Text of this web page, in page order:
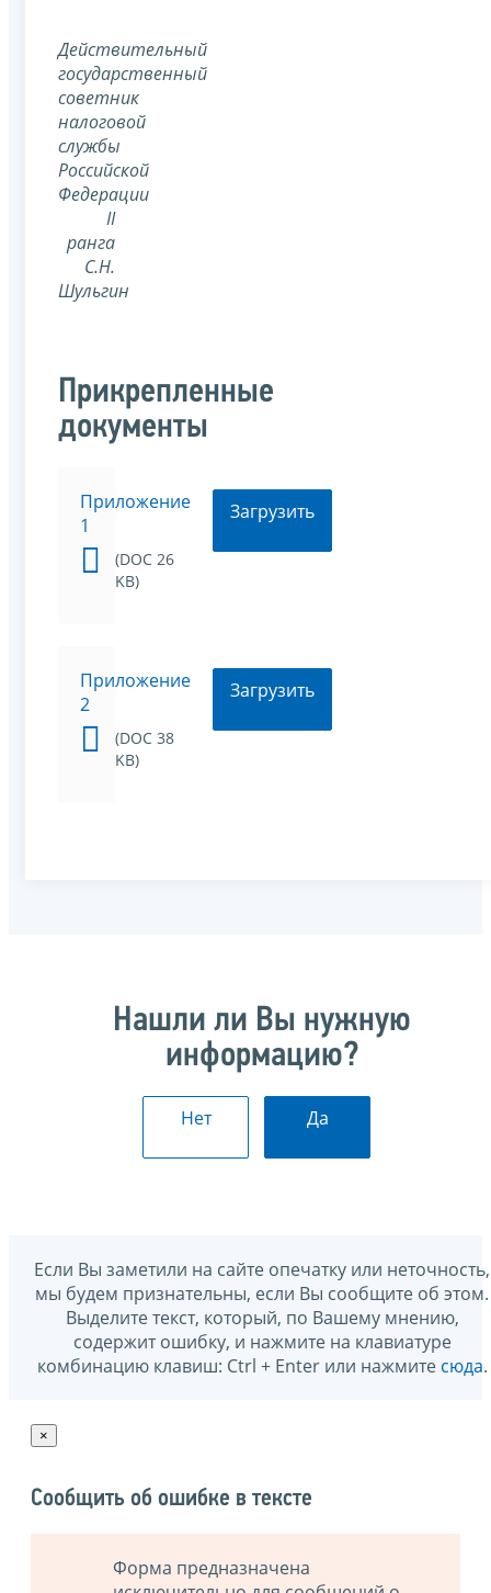
Действительный
государственный
советник
налоговой
службы
Российской
Федерации
II
ранга
С.Н.
Шульгин
Прикрепленные
документы
Приложение
1
(DOC 26
KB)
Загрузить
Приложение
2
(DOC 38
KB)
Загрузить
Нашли ли Вы нужную
информацию?
Нет Да
Если Вы заметили на сайте опечатку или неточность,
мы будем признательны, если Вы сообщите об этом.
Выделите текст, который, по Вашему мнению,
содержит ошибку, и нажмите на клавиатуре
комбинацию клавиш: Ctrl + Enter или нажмите сюда.
×
Сообщить об ошибке в тексте
Форма предназначена